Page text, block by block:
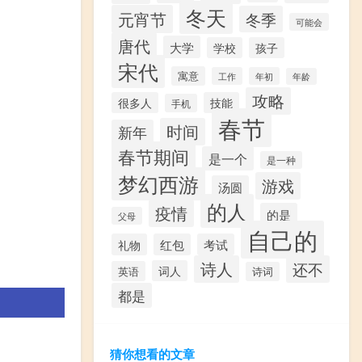
元宵节 冬天 冬季 可能会
唐代 大学 学校 孩子
宋代 寓意 工作 年初 年龄
很多人 手机 技能 攻略
新年 时间 春节
春节期间 是一个 是一种
梦幻西游 汤圆 游戏
父母 疫情 的人 的是
礼物 红包 考试 自己的
英语 词人 诗人 诗词 还不
都是
猜你想看的文章